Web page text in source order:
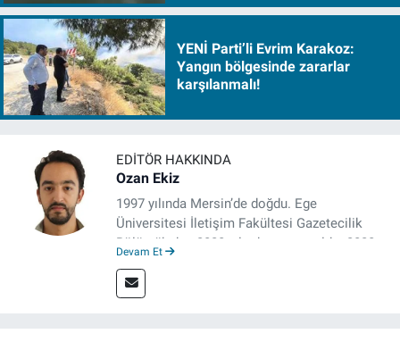
YENİ Parti’li Evrim Karakoz:
Yangın bölgesinde zararlar
karşılanmalı!
EDITÖR HAKKINDA
Ozan Ekiz
1997 yılında Mersin’de doğdu. Ege
Üniversitesi İletişim Fakültesi Gazetecilik
Bölümü’nden 2020 yılında mezun oldu. 2020
editörü, muhabir, rejisör olarak çalıştı.
Meslek hayatına İzmir’de başlayan gazeteci,
Devam Et